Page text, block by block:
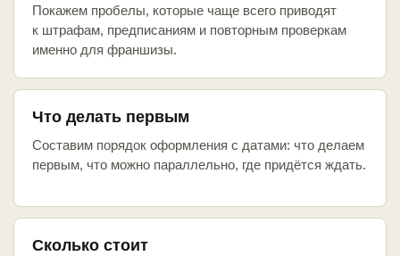
Покажем пробелы, которые чаще всего приводят
к штрафам, предписаниям и повторным проверкам
именно для франшизы.
Что делать первым
Составим порядок оформления с датами: что делаем
первым, что можно параллельно, где придётся ждать.
Сколько стоит